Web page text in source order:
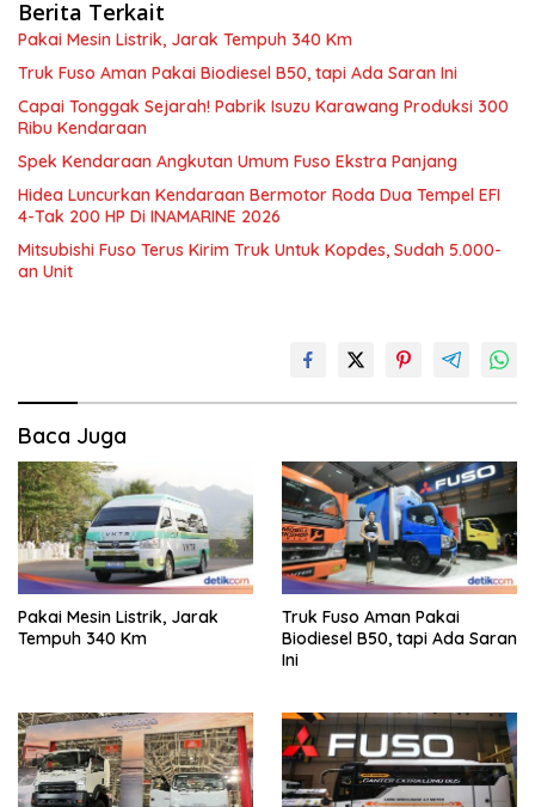
Berita Terkait
Pakai Mesin Listrik, Jarak Tempuh 340 Km
Truk Fuso Aman Pakai Biodiesel B50, tapi Ada Saran Ini
Capai Tonggak Sejarah! Pabrik Isuzu Karawang Produksi 300
Ribu Kendaraan
Spek Kendaraan Angkutan Umum Fuso Ekstra Panjang
Hidea Luncurkan Kendaraan Bermotor Roda Dua Tempel EFI
4-Tak 200 HP Di INAMARINE 2026
Mitsubishi Fuso Terus Kirim Truk Untuk Kopdes, Sudah 5.000-
an Unit
Baca Juga
Pakai Mesin Listrik, Jarak
Tempuh 340 Km
Truk Fuso Aman Pakai
Biodiesel B50, tapi Ada Saran
Ini